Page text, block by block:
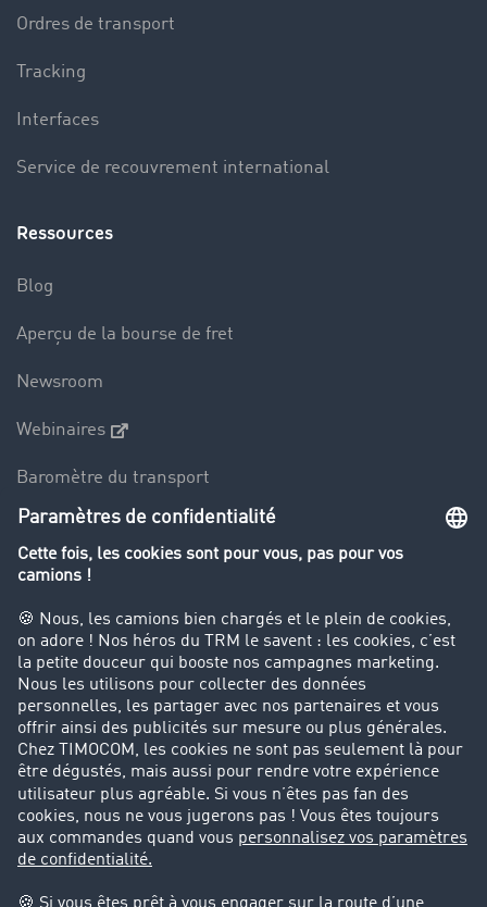
Ordres de transport
Tracking
Interfaces
Service de recouvrement international
Ressources
Blog
Aperçu de la bourse de fret
Newsroom
Webinaires
Baromètre du transport
Le dictionnaire du transport
Interdiction de circulation des poids lourds
Entreprise
Parrainage clients
Success Stories
Cadre légal
Mentions légales